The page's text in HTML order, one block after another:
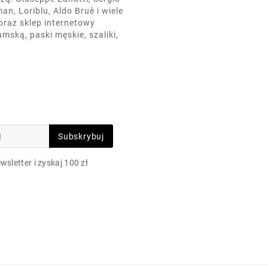
Loriblu, Aldo Bruè i wiele
sklep internetowy
paski męskie, szaliki,
Subskrybuj
i zyskaj 100 zł